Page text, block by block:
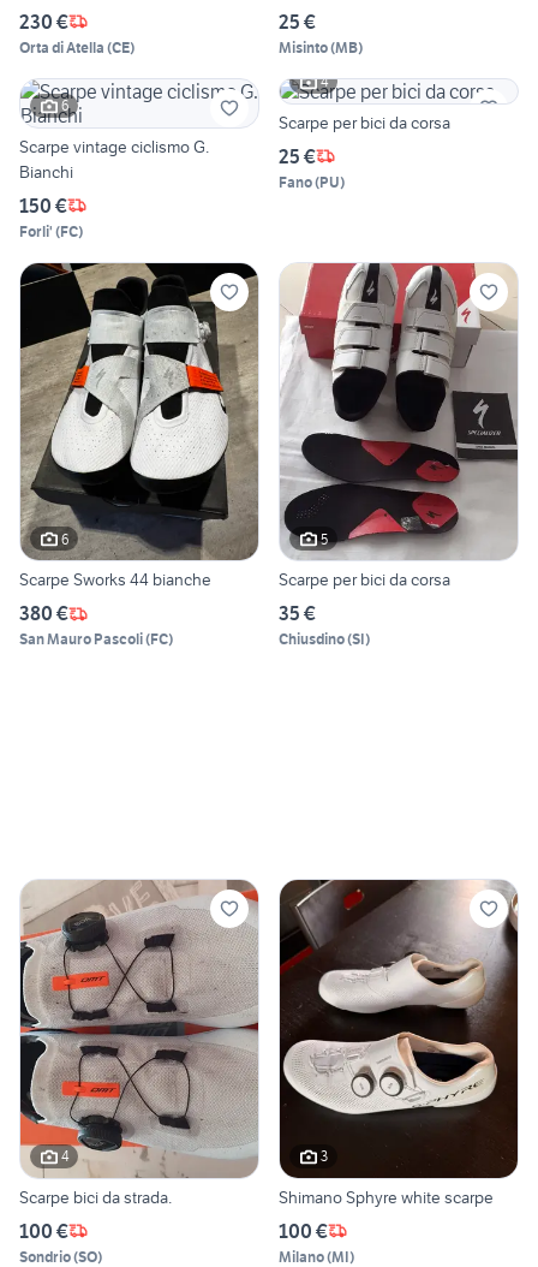
230 €
Orta di Atella (CE)
25 €
Misinto(MB)
6
Scarpe vintage ciclismo G.
Bianchi
150 €
Forli' (FC)
4
Scarpe per bici da corsa
25 €
Fano(PU)
6
Scarpe Sworks 44 bianche
380 €
San Mauro Pascoli(FC)
5
Scarpe per bici da corsa
35 €
Chiusdino(SI)
4
Scarpe bici da strada.
100 €
Sondrio(SO)
3
Shimano Sphyre white scarpe
100 €
Milano(MI)